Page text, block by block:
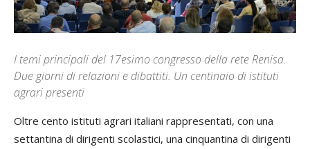
I temi principali del 17esimo congresso della rete Renisa.
Due giorni di relazioni e dibattiti. Un centinaio di istituti
agrari presenti
Oltre cento istituti agrari italiani rappresentati, con una
settantina di dirigenti scolastici, una cinquantina di dirigenti